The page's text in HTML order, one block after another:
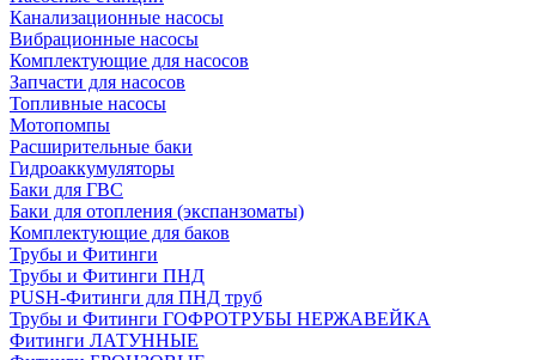
Канализационные насосы
Вибрационные насосы
Комплектующие для насосов
Запчасти для насосов
Топливные насосы
Мотопомпы
Расширительные баки
Гидроаккумуляторы
Баки для ГВС
Баки для отопления (экспанзоматы)
Комплектующие для баков
Трубы и Фитинги
Трубы и Фитинги ПНД
PUSH-Фитинги для ПНД труб
Трубы и Фитинги ГОФРОТРУБЫ НЕРЖАВЕЙКА
Фитинги ЛАТУННЫЕ